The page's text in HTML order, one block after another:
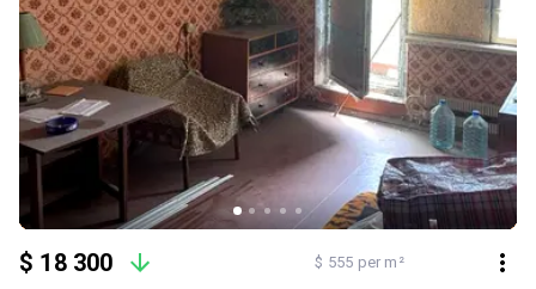
$ 18 300 $ 555 per m²